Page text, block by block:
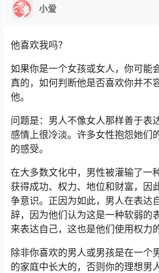
小爱
他喜欢我吗？
如果你是一个女孩或女人，你可能
真的，如何判断他是否喜欢你并不
他。
问题是：男人不像女人那样善于表
感情上很冷淡。许多女性抱怨她们
的感受。
在大多数文化中，男性被灌输了一
获得成功、权力、地位和财富，因
争意识。正因为如此，男人在表达
辞，因为他们认为这是一种软弱的
来表达自己，这也是他们使用权力
除非你喜欢的男人或男孩是在一个
的家庭中长大的，否则你的理想男